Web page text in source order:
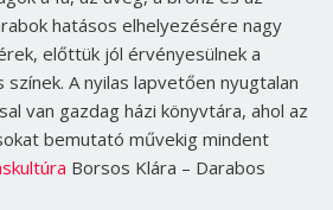
hatásos elhelyezésére nagy
előttük jól érvényesülnek a
A nyilas lapvetően nyugtalan
van gazdag házi könyvtára, ahol az
bemutató művekig mindent
Borsos Klára – Darabos